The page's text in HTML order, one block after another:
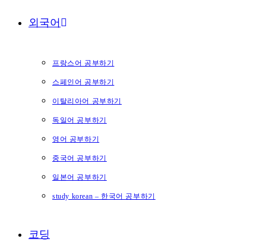
외국어
프랑스어 공부하기
스페인어 공부하기
이탈리아어 공부하기
독일어 공부하기
영어 공부하기
중국어 공부하기
일본어 공부하기
study korean – 한국어 공부하기
코딩